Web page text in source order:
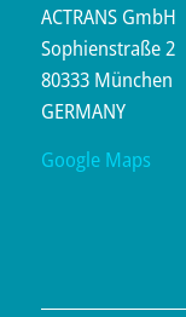
ACTRANS GmbH
Sophienstraße 2
80333 München
GERMANY
Google Maps